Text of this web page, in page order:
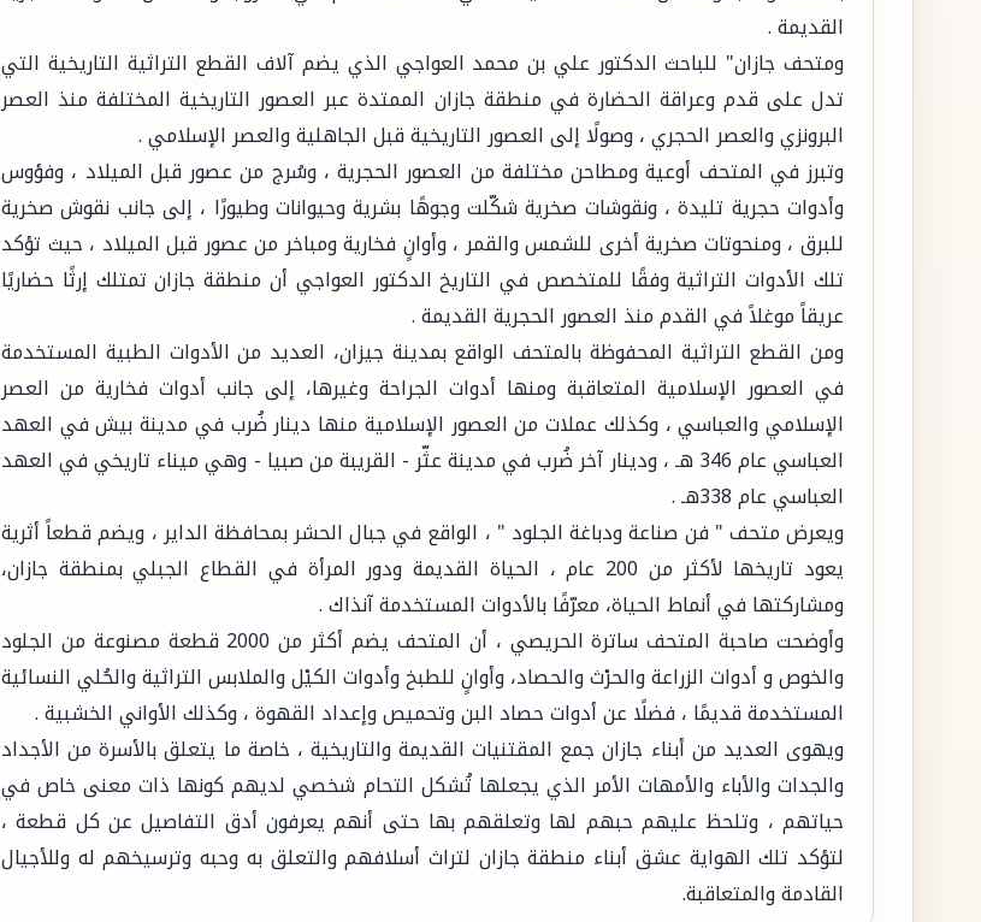
القديمة .
ومتحف جازان" للباحث الدكتور علي بن محمد العواجي الذي يضم آلاف القطع التراثية التاريخية التي
تدل على قدم وعراقة الحضارة في منطقة جازان الممتدة عبر العصور التاريخية المختلفة منذ العصر
البرونزي والعصر الحجري ، وصولًا إلى العصور التاريخية قبل الجاهلية والعصر الإسلامي .
وتبرز في المتحف أوعية ومطاحن مختلفة من العصور الحجرية ، وسُرج من عصور قبل الميلاد ، وفؤوس
وأدوات حجرية تليدة ، ونقوشات صخرية شكّلت وجوهًا بشرية وحيوانات وطيورًا ، إلى جانب نقوش صخرية
للبرق ، ومنحوتات صخرية أخرى للشمس والقمر ، وأوانٍ فخارية ومباخر من عصور قبل الميلاد ، حيث تؤكد
تلك الأدوات التراثية وفقًا للمتخصص في التاريخ الدكتور العواجي أن منطقة جازان تمتلك إرثًا حضاريًا
عريقاً موغلاً في القدم منذ العصور الحجرية القديمة .
ومن القطع التراثية المحفوظة بالمتحف الواقع بمدينة جيزان، العديد من الأدوات الطبية المستخدمة
في العصور الإسلامية المتعاقبة ومنها أدوات الجراحة وغيرها، إلى جانب أدوات فخارية من العصر
الإسلامي والعباسي ، وكذلك عملات من العصور الإسلامية منها دينار ضُرب في مدينة بيش في العهد
العباسي عام 346 هـ ، ودينار آخر ضُرب في مدينة عثّر - القريبة من صبيا - وهي ميناء تاريخي في العهد
العباسي عام 338هـ .
ويعرض متحف " فن صناعة ودباغة الجلود " ، الواقع في جبال الحشر بمحافظة الداير ، ويضم قطعاً أثرية
يعود تاريخها لأكثر من 200 عام ، الحياة القديمة ودور المرأة في القطاع الجبلي بمنطقة جازان،
ومشاركتها في أنماط الحياة، معرّفًا بالأدوات المستخدمة آنذاك .
وأوضحت صاحبة المتحف ساترة الحريصي ، أن المتحف يضم أكثر من 2000 قطعة مصنوعة من الجلود
والخوص و أدوات الزراعة والحرْث والحصاد، وأوانٍ للطبخ وأدوات الكيْل والملابس التراثية والحُلي النسائية
المستخدمة قديمًا ، فضلًا عن أدوات حصاد البن وتحميص وإعداد القهوة ، وكذلك الأواني الخشبية .
ويهوى العديد من أبناء جازان جمع المقتنيات القديمة والتاريخية ، خاصة ما يتعلق بالأسرة من الأجداد
والجدات والأباء والأمهات الأمر الذي يجعلها تُشكل التحام شخصي لديهم كونها ذات معنى خاص في
حياتهم ، وتلحظ عليهم حبهم لها وتعلقهم بها حتى أنهم يعرفون أدق التفاصيل عن كل قطعة ،
لتؤكد تلك الهواية عشق أبناء منطقة جازان لتراث أسلافهم والتعلق به وحبه وترسيخهم له وللأجيال
القادمة والمتعاقبة.